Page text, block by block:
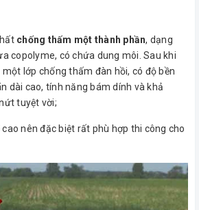
chống thấm một thành phần, dạng
copolyme, có chứa dung môi. Sau khi
lớp chống thấm đàn hồi, có độ bền
dài cao, tính năng bám dính và khả
tuyệt vời;
nên đặc biệt rất phù hợp thi công cho